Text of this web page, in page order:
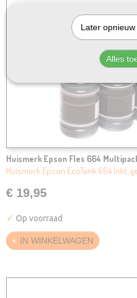
Huismerk Epson Fles 664
Huismerk Epson EcoTank 664 Inkt,
€ 19,95
✓ Op voorraad
IN WINKELWAGEN
Later opnieuw
Alles